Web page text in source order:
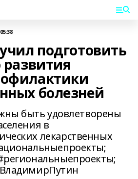
подготовить
развития
болезней
быть удовлетворены
в
лекарственных